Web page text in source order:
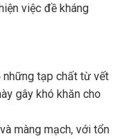
việc đề kháng
tạp chất từ vết
gây khó khăn cho
màng mạch, với tổn